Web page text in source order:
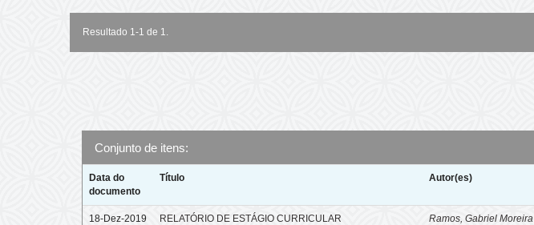
Resultado 1-1 de 1.
Conjunto de itens:
Data do
documento
Título Autor(es)
18-Dez-2019
RELATÓRIO DE ESTÁGIO CURRICULAR
Ramos, Gabriel Moreira